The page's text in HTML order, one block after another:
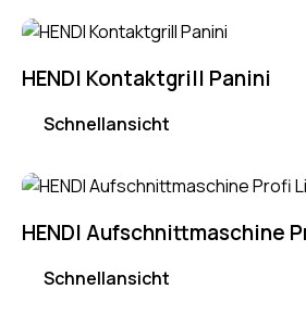
HENDI Kontaktgrill Panini
Schnellansicht
HENDI Aufschnittmaschine
Schnellansicht